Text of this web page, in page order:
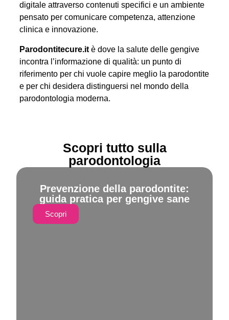
digitale attraverso contenuti specifici e un ambiente
pensato per comunicare competenza, attenzione
clinica e innovazione.
Parodontitecure.it è dove la salute delle gengive
incontra l’informazione di qualità: un punto di
riferimento per chi vuole capire meglio la parodontite
e per chi desidera distinguersi nel mondo della
parodontologia moderna.
Scopri tutto sulla
parodontologia
Prevenzione della parodontite:
guida pratica per gengive sane
Scopri